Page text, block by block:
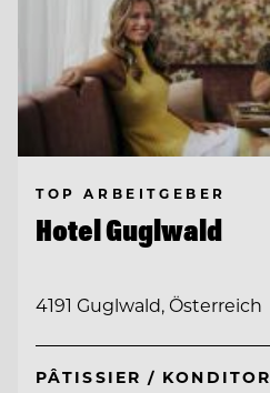
TOP ARBEITGEBER
Hotel Guglwald
4191 Guglwald, Österreich
PÂTISSIER / KONDITOR